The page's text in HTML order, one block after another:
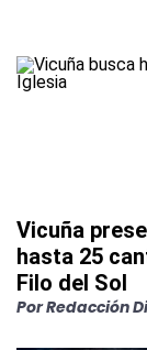
Vicuña
hasta 25
Filo del Sol
PorRedacción